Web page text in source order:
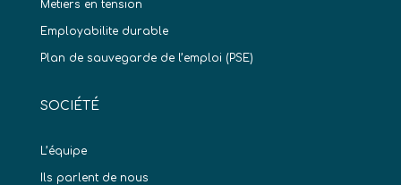
Metiers en tension
Employabilite durable
Plan de sauvegarde de l’emploi (PSE)
SOCIÉTÉ
L’équipe
Ils parlent de nous